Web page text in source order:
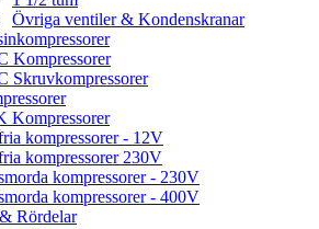
Övriga ventiler & Kondenskranar
Kompressorer
Skruvkompressorer
Kompressorer
kompressorer - 12V
kompressorer 230V
kompressorer - 230V
kompressorer - 400V
Rördelar